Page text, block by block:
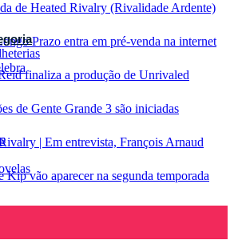
de Heated Rivalry (Rivalidade Ardente)
Prazo entra em pré-venda na internet
finaliza a produção de Unrivaled
de Gente Grande 3 são iniciadas
| Em entrevista, François Arnaud
Kip vão aparecer na segunda temporada